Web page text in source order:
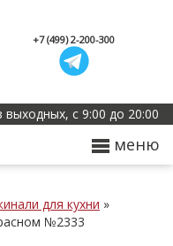
+7 (499) 2-200-300
выходных, с 9:00 до 20:00
меню
для кухни »
№2333